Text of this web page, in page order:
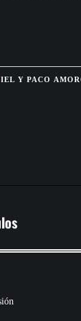
Y PACO
A REUNIR